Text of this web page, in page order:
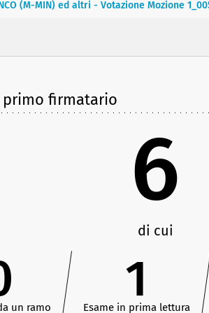
(M-MIN) ed altri - Votazione Mozione
primo firmatario
6
di cui
un ramo 1
Esame in prima lettura